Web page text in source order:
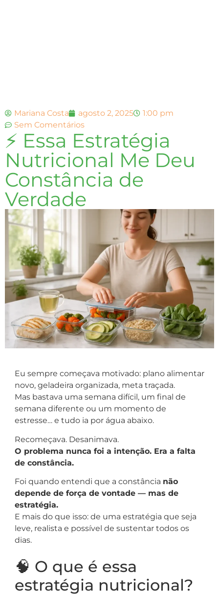
Mariana Costa agosto 2, 2025
1:00 pm
Sem Comentários
⚡ Essa Estratégia
Nutricional Me Deu
Constância de
Verdade
Eu sempre começava motivado: plano alimentar
novo, geladeira organizada, meta traçada.
Mas bastava uma semana difícil, um final de
semana diferente ou um momento de
estresse… e tudo ia por água abaixo.
Recomeçava. Desanimava.
O problema nunca foi a intenção. Era a falta
de constância.
Foi quando entendi que a constância não
depende de força de vontade — mas de
estratégia.
E mais do que isso: de uma estratégia que seja
leve, realista e possível de sustentar todos os
dias.
🧠 O que é essa
estratégia nutricional?